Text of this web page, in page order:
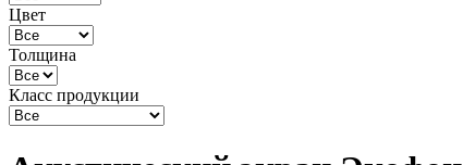
Цвет
Толщина
Класс продукции